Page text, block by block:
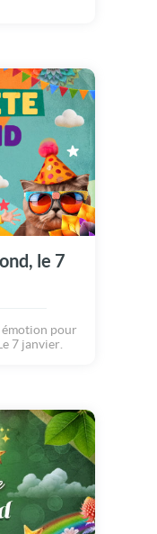
le 7
pour
7 janvier.